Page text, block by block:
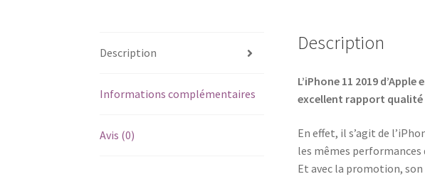
Description
Informations complémentaires
Avis (0)
Description
L’iPhone 11 2019
excellent rapport
En effet, il s’agit de
les mêmes performances
Et avec la promotion,